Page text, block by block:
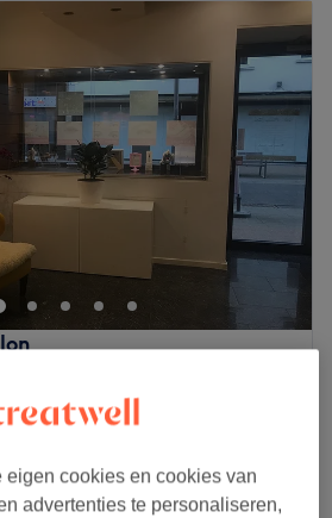
Antwerpen
vanaf
eigen cookies en cookies van
advertenties te personaliseren,